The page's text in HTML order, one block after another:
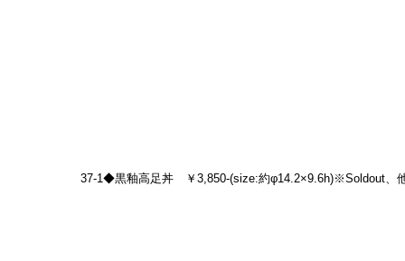
37-1◆黒釉高足丼　￥3,850-(size:約φ14.2×9.6h)※Soldout、